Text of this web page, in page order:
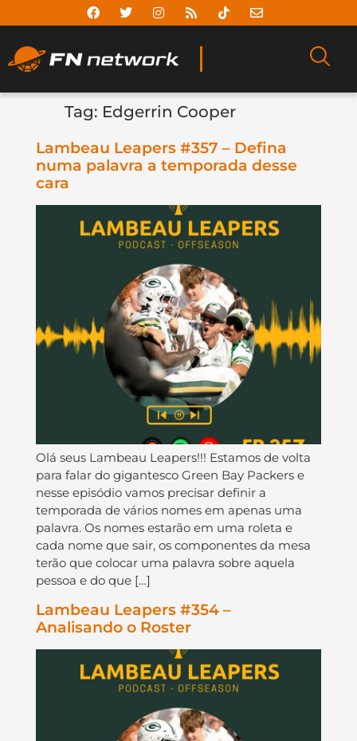
Tag: Edgerrin Cooper
Lambeau Leapers #357 – Defina
numa palavra a temporada desse
cara
Olá seus Lambeau Leapers!!! Estamos de volta
para falar do gigantesco Green Bay Packers e
nesse episódio vamos precisar definir a
temporada de vários nomes em apenas uma
palavra. Os nomes estarão em uma roleta e
cada nome que sair, os componentes da mesa
terão que colocar uma palavra sobre aquela
pessoa e do que […]
Lambeau Leapers #354 –
Analisando o Roster